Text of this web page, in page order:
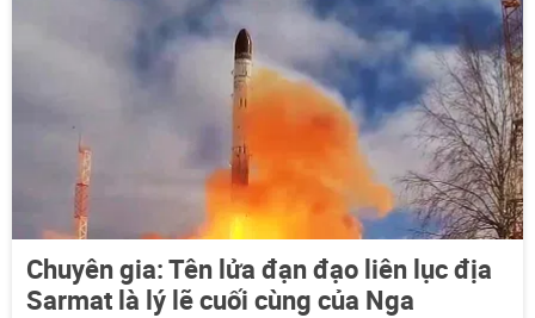
Chuyên gia: Tên lửa đạn đạo liên lục địa
Sarmat là lý lẽ cuối cùng của Nga